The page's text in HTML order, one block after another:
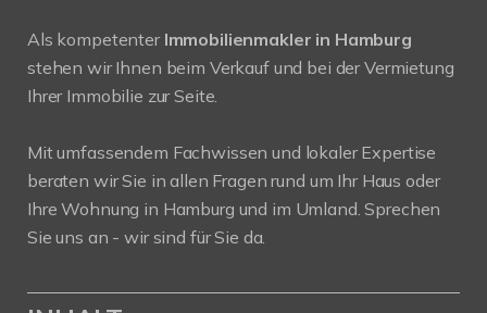
Als kompetenter Immobilienmakler in Hamburg
stehen wir Ihnen beim Verkauf und bei der Vermietung
Ihrer Immobilie zur Seite.
Mit umfassendem Fachwissen und lokaler Expertise
beraten wir Sie in allen Fragen rund um Ihr Haus oder
Ihre Wohnung in Hamburg und im Umland. Sprechen
Sie uns an - wir sind für Sie da.